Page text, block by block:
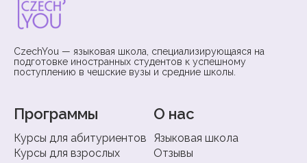
CzechYou — языковая школа, специализирующаяся на
подготовке иностранных студентов к успешному
поступлению в чешские вузы и средние школы.
Программы
Курсы для абитуриентов
Курсы для взрослых
О нас
Языковая школа
Отзывы